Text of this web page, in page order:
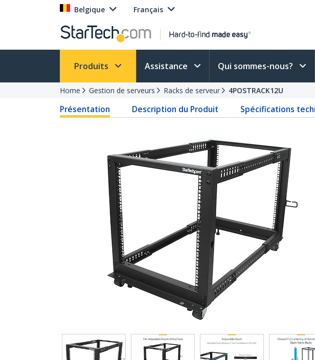
Belgique Français
Produits Assistance Qui sommes-nous?
Home Gestion de serveurs Racks de serveur 4POSTRACK12U
Présentation Description du Produit Spécifications